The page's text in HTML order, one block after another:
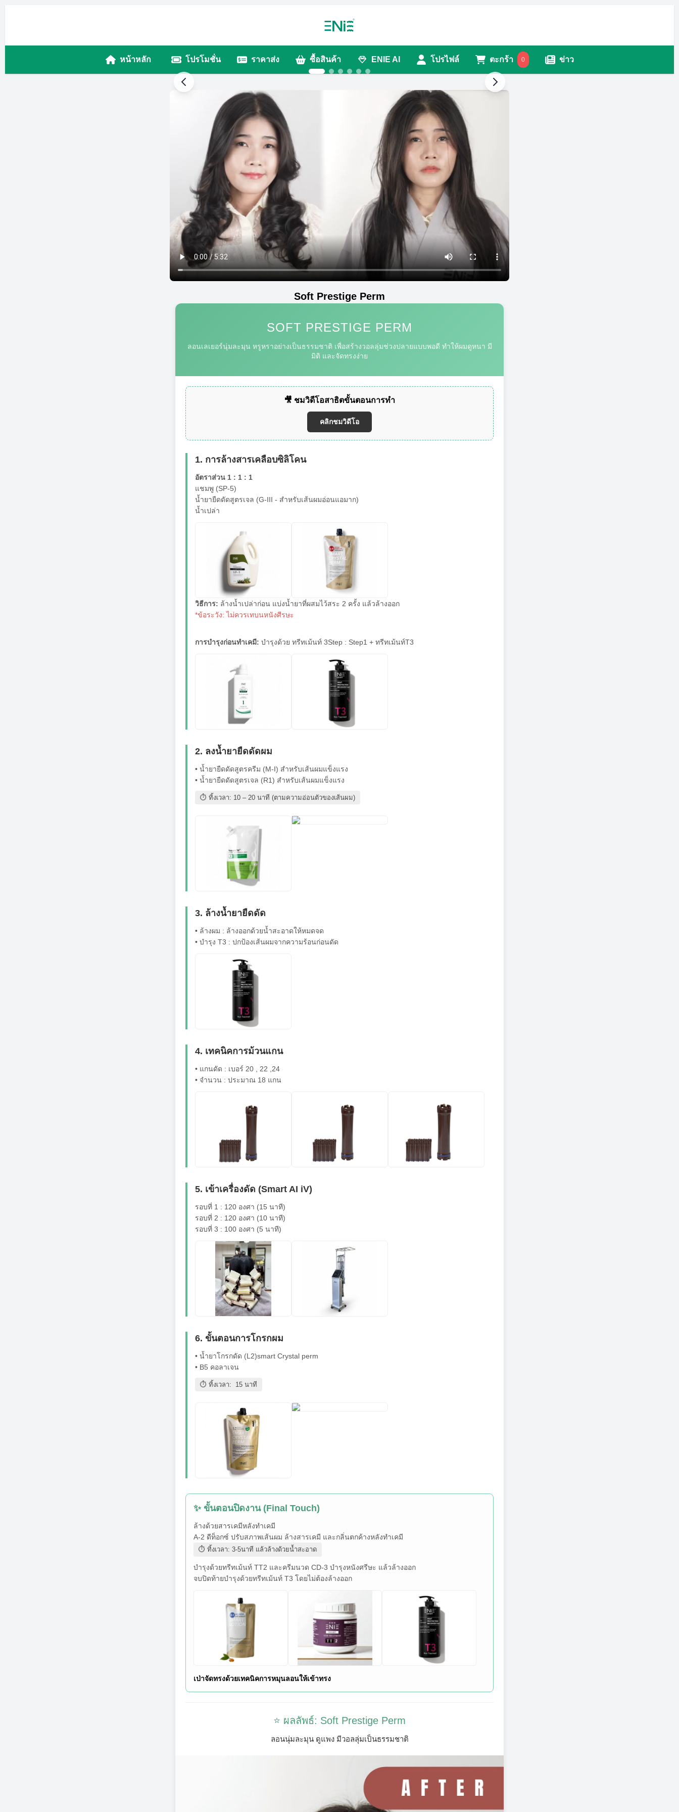
หน้าหลัก โปรโมชั่น ราคาส่ง ซื้อสินค้า ENIE AI โปรไฟล์ ตะกร้า 0 ข่าว
Soft Prestige Perm
SOFT PRESTIGE PERM
ลอนเลเยอร์นุ่มละมุน หรูหราอย่างเป็นธรรมชาติ เพื่อสร้างวอลลุ่มช่วงปลายแบบพอดี ทำให้ผมดูหนา มี
มิติ และจัดทรงง่าย
🎥 ชมวิดีโอสาธิตขั้นตอนการทำ
คลิกชมวิดีโอ
1. การล้างสารเคลือบซิลิโคน
อัตราส่วน 1 : 1 : 1
แชมพู (SP-5)
น้ำยายืดดัดสูตรเจล (G-III - สำหรับเส้นผมอ่อนแอมาก)
น้ำเปล่า
วิธีการ: ล้างน้ำเปล่าก่อน แบ่งน้ำยาที่ผสมไว้สระ 2 ครั้ง แล้วล้างออก
*ข้อระวัง: ไม่ควรเทบนหนังศีรษะ
การบำรุงก่อนทำเคมี: บำรุงด้วย ทรีทเม้นท์ 3Step : Step1 + ทรีทเม้นท์T3
2. ลงน้ำยายืดดัดผม
• น้ำยายืดดัดสูตรครีม (M-I) สำหรับเส้นผมแข็งแรง
• น้ำยายืดดัดสูตรเจล (R1) สำหรับเส้นผมแข็งแรง
⏱ ทิ้งเวลา: 10 – 20 นาที (ตามความอ่อนตัวของเส้นผม)
3. ล้างน้ำยายืดดัด
• ล้างผม : ล้างออกด้วยน้ำสะอาดให้หมดจด
• บำรุง T3 : ปกป้องเส้นผมจากความร้อนก่อนดัด
4. เทคนิคการม้วนแกน
• แกนดัด : เบอร์ 20 , 22 ,24
• จำนวน : ประมาณ 18 แกน
5. เข้าเครื่องดัด (Smart AI iV)
รอบที่ 1 : 120 องศา (15 นาที)
รอบที่ 2 : 120 องศา (10 นาที)
รอบที่ 3 : 100 องศา (5 นาที)
6. ขั้นตอนการโกรกผม
• น้ำยาโกรกดัด (L2)smart Crystal perm
• B5 คอลาเจน
⏱ ทิ้งเวลา: 15 นาที
✨ ขั้นตอนปิดงาน (Final Touch)
ล้างด้วยสารเคมีหลังทำเคมี
A-2 ดีท็อกซ์ ปรับสภาพเส้นผม ล้างสารเคมี และกลิ่นตกค้างหลังทำเคมี
⏱ ทิ้งเวลา: 3-5นาที แล้วล้างด้วยน้ำสะอาด
บำรุงด้วยทรีทเม้นท์ TT2 และครีมนวด CD-3 บำรุงหนังศรีษะ แล้วล้างออก
จบปิดท้ายบำรุงด้วยทรีทเม้นท์ T3 โดยไม่ต้องล้างออก
เป่าจัดทรงด้วยเทคนิคการหมุนลอนให้เข้าทรง
⭐ ผลลัพธ์: Soft Prestige Perm
ลอนนุ่มละมุน ดูแพง มีวอลลุ่มเป็นธรรมชาติ